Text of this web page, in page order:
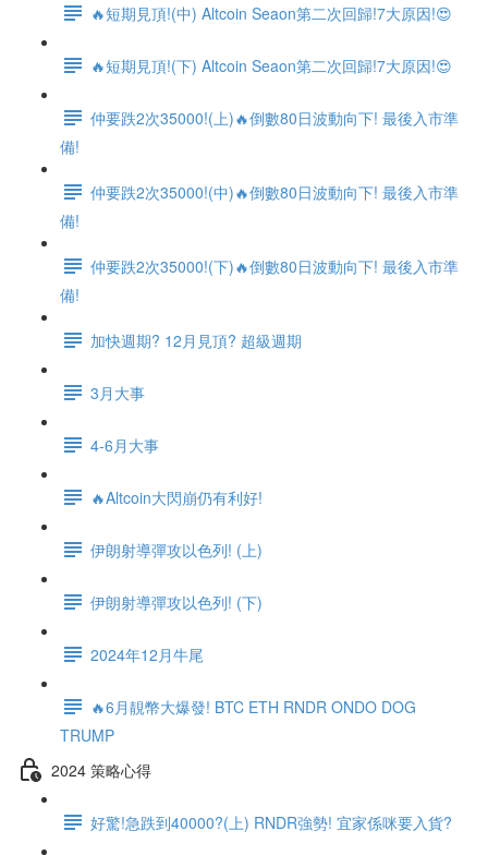
🔥短期見頂!(中) Altcoin Seaon第二次回歸!7大原因!😍
🔥短期見頂!(下) Altcoin Seaon第二次回歸!7大原因!😍
仲要跌2次35000!(上)🔥倒數80日波動向下! 最後入市準
備!
仲要跌2次35000!(中)🔥倒數80日波動向下! 最後入市準
備!
仲要跌2次35000!(下)🔥倒數80日波動向下! 最後入市準
備!
加快週期? 12月見頂? 超級週期
3月大事
4-6月大事
🔥Altcoin大閃崩仍有利好!
伊朗射導彈攻以色列! (上)
伊朗射導彈攻以色列! (下)
2024年12月牛尾
🔥6月靚幣大爆發! BTC ETH RNDR ONDO DOG
TRUMP
2024 策略心得
好驚!急跌到40000?(上) RNDR強勢! 宜家係咪要入貨?